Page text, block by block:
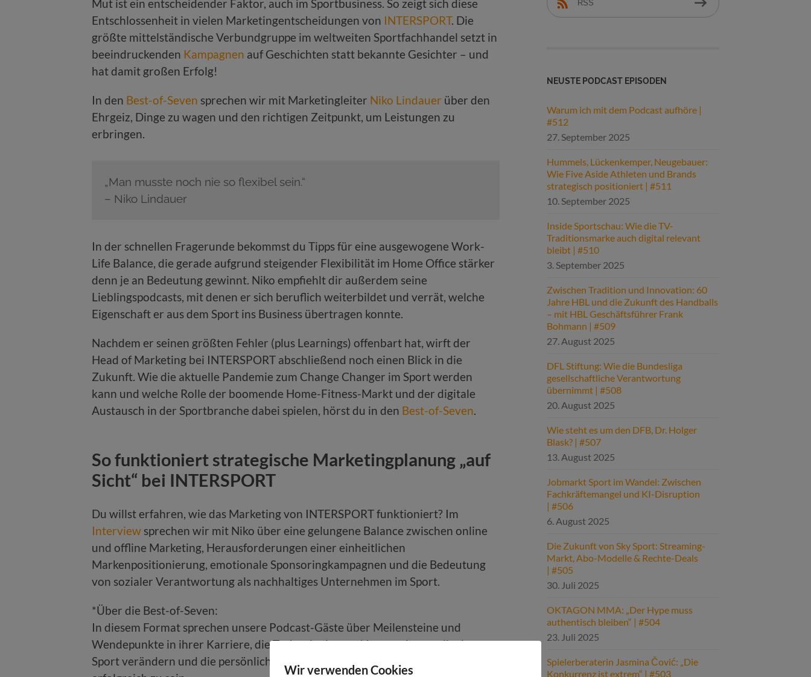
Mut ist ein entscheidender Faktor, auch im Sportbusiness. So zeigt sich diese
Entschlossenheit in vielen Marketingentscheidungen von INTERSPORT. Die
größte mittelständische Verbundgruppe im weltweiten Sportfachhandel setzt in
beeindruckenden Kampagnen auf Geschichten statt bekannte Gesichter – und
hat damit großen Erfolg!
In den Best-of-Seven sprechen wir mit Marketingleiter Niko Lindauer über den
Ehrgeiz, Dinge zu wagen und den richtigen Zeitpunkt, um Leistungen zu
erbringen.
„Man musste noch nie so flexibel sein.“
– Niko Lindauer
In der schnellen Fragerunde bekommst du Tipps für eine ausgewogene Work-
Life Balance, die gerade aufgrund steigender Flexibilität im Home Office stärker
denn je an Bedeutung gewinnt. Niko empfiehlt dir außerdem seine
Lieblingspodcasts, mit denen er sich beruflich weiterbildet und verrät, welche
Eigenschaft er aus dem Sport ins Business übertragen konnte.
Nachdem er seinen größten Fehler (plus Learnings) offenbart hat, wirft der
Head of Marketing bei INTERSPORT abschließend noch einen Blick in die
Zukunft. Wie die aktuelle Pandemie zum Change Changer im Sport werden
kann und welche Rolle der boomende Home-Fitness-Markt und der digitale
Austausch in der Sportbranche dabei spielen, hörst du in den Best-of-Seven.
So funktioniert strategische Marketingplanung „auf
Sicht“ bei INTERSPORT
Du willst erfahren, wie das Marketing von INTERSPORT funktioniert? Im
Interview sprechen wir mit Niko über eine gelungene Balance zwischen online
und offline Marketing, Herausforderungen einer einheitlichen
Markenpositionierung, emotionale Sponsoringkampagnen und die Bedeutung
von sozialer Verantwortung als nachhaltiges Unternehmen im Sport.
*Über die Best-of-Seven:
In diesem Format sprechen unsere Podcast-Gäste über Meilensteine und
Wendepunkte in ihrer Karriere, die Technologien und Innovationen, die den
Sport verändern und die persönlichen Tipps, um im Sportbusiness langfristig
RSS
NEUSTE PODCAST EPISODEN
Warum ich mit dem Podcast aufhöre |
#512
27. September 2025
Hummels, Lückenkemper, Neugebauer:
Wie Five Aside Athleten und Brands
strategisch positioniert | #511
10. September 2025
Inside Sportschau: Wie die TV-
Traditionsmarke auch digital relevant
bleibt | #510
3. September 2025
Zwischen Tradition und Innovation: 60
Jahre HBL und die Zukunft des Handballs
– mit HBL Geschäftsführer Frank
Bohmann | #509
27. August 2025
DFL Stiftung: Wie die Bundesliga
gesellschaftliche Verantwortung
übernimmt | #508
20. August 2025
Wie steht es um den DFB, Dr. Holger
Blask? | #507
13. August 2025
Jobmarkt Sport im Wandel: Zwischen
Fachkräftemangel und KI-Disruption
| #506
6. August 2025
Die Zukunft von Sky Sport: Streaming-
Markt, Abo-Modelle & Rechte-Deals
| #505
30. Juli 2025
OKTAGON MMA: „Der Hype muss
authentisch bleiben“ | #504
23. Juli 2025
Spielerberaterin Jasmina Čović: „Die
Konkurrenz ist extrem“ | #503
Wir verwenden Cookies